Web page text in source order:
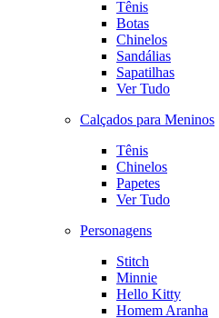
Tênis
Botas
Chinelos
Sandálias
Sapatilhas
Ver Tudo
Calçados para Meninos
Tênis
Chinelos
Papetes
Ver Tudo
Personagens
Stitch
Minnie
Hello Kitty
Homem Aranha